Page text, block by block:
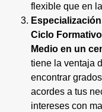
flexible que en
Ciclo
Medio en un
tiene la ventaja
encontrar
acordes a tus
intereses con